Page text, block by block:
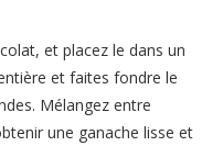
et placez le dans un
et faites fondre le
Mélangez entre
une ganache lisse et